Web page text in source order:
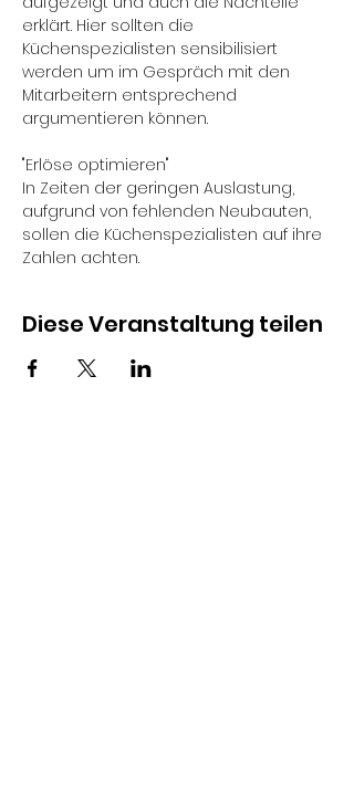
erklärt. Hier sollten die
Küchenspezialisten sensibilisiert
werden um im Gespräch mit den
Mitarbeitern entsprechend
argumentieren können.
"Erlöse optimieren"
In Zeiten der geringen Auslastung,
aufgrund von fehlenden Neubauten,
sollen die Küchenspezialisten auf ihre
Zahlen achten.
Diese Veranstaltung teilen